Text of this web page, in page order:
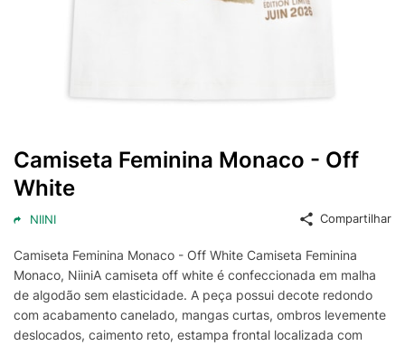
Camiseta Feminina Monaco - Off
White
NIINI Compartilhar
Camiseta Feminina Monaco - Off White Camiseta Feminina
Monaco, NiiniA camiseta off white é confeccionada em malha
de algodão sem elasticidade. A peça possui decote redondo
com acabamento canelado, mangas curtas, ombros levemente
deslocados, caimento reto, estampa frontal localizada com